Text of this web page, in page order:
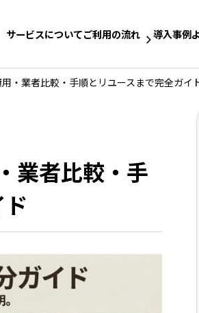
サービスについてご利用の流れ 導入事例
・業者比較・手順とリユースまで完全ガイ
業者比較・手